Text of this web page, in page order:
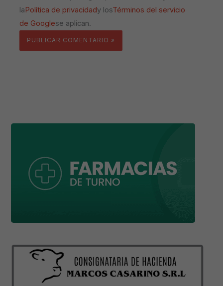
laPolítica de privacidady losTérminos del servicio
de Googlese aplican.